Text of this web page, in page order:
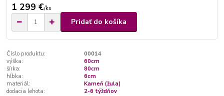
1 299 €/ks
Pridať do košíka
Číslo produktu:
00014
výška:
60cm
šírka:
80cm
hĺbka:
6cm
materiál:
Kameň (žula)
dodacia lehota:
2-6 týždňov